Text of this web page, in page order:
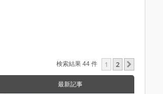
検索結果 44 件 1 2
最新記事